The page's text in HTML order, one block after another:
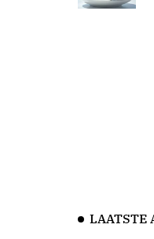
LAATSTE